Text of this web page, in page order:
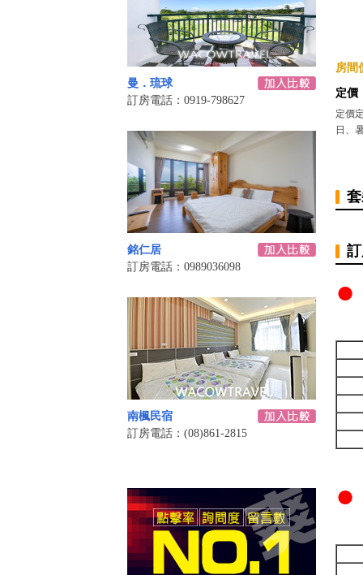
曼．琉球
訂房電話：0919-798627
銘仁居
訂房電話：0989036098
南楓民宿
訂房電話：(08)861-2815
房間
定價
定價
日、
●
●